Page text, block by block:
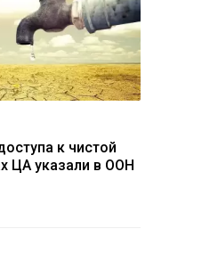
к чистой
ЦА указали в ООН